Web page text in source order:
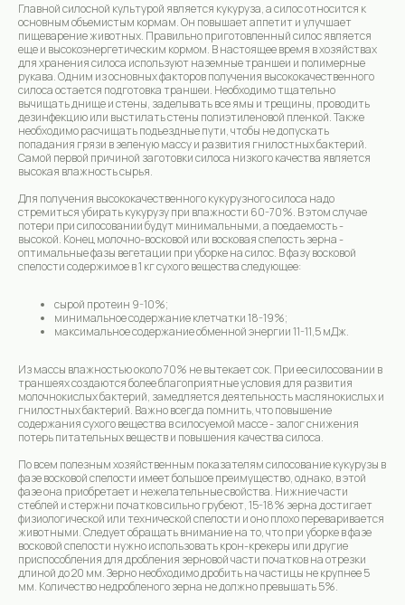
Главной силосной культурой является кукуруза, а силос относится к
основным объемистым кормам. Он повышает аппетит и улучшает
пищеварение животных. Правильно приготовленный силос является
еще и высокоэнергетическим кормом. В настоящее время в хозяйствах
для хранения силоса используют наземные траншеи и полимерные
рукава. Одним из основных факторов получения высококачественного
силоса остается подготовка траншеи. Необходимо тщательно
вычищать днище и стены, заделывать все ямы и трещины, проводить
дезинфекцию или выстилать стены полиэтиленовой пленкой. Также
необходимо расчищать подъездные пути, чтобы не допускать
попадания грязи в зеленую массу и развития гнилостных бактерий.
Самой первой причиной заготовки силоса низкого качества является
высокая влажность сырья.
Для получения высококачественного кукурузного силоса надо
стремиться убирать кукурузу при влажности 60-70%. В этом случае
потери при силосовании будут минимальными, а поедаемость -
высокой. Конец молочно-восковой или восковая спелость зерна -
оптимальные фазы вегетации при уборке на силос. В фазу восковой
спелости содержимое в 1 кг сухого вещества следующее:
сырой протеин 9-10%;
минимальное содержание клетчатки 18-19%;
максимальное содержание обменной энергии 11-11,5 мДж.
Из массы влажностью около 70% не вытекает сок. При ее силосовании в
траншеях создаются более благоприятные условия для развития
молочнокислых бактерий, замедляется деятельность маслянокислых и
гнилостных бактерий. Важно всегда помнить, что повышение
содержания сухого вещества в силосуемой массе - залог снижения
потерь питательных веществ и повышения качества силоса.
По всем полезным хозяйственным показателям силосование кукурузы в
фазе восковой спелости имеет большое преимущество, однако, в этой
фазе она приобретает и нежелательные свойства. Нижние части
стеблей и стержни початков сильно грубеют, 15-18% зерна достигает
физиологической или технической спелости и оно плохо переваривается
животными. Следует обращать внимание на то, что при уборке в фазе
восковой спелости нужно использовать крон-крекеры или другие
приспособления для дробления зерновой части початков на отрезки
длиной до 20 мм. Зерно необходимо дробить на частицы не крупнее 5
мм. Количество недробленого зерна не должно превышать 5%.